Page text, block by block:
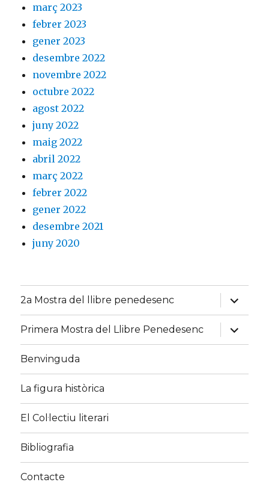
març 2023
febrer 2023
gener 2023
desembre 2022
novembre 2022
octubre 2022
agost 2022
juny 2022
maig 2022
abril 2022
març 2022
febrer 2022
gener 2022
desembre 2021
juny 2020
2a Mostra del llibre penedesenc
amplia
el
menú
fill
Primera Mostra del Llibre Penedesenc
amplia
el
menú
Benvinguda
La figura històrica
El Col·lectiu literari
Bibliografia
Contacte